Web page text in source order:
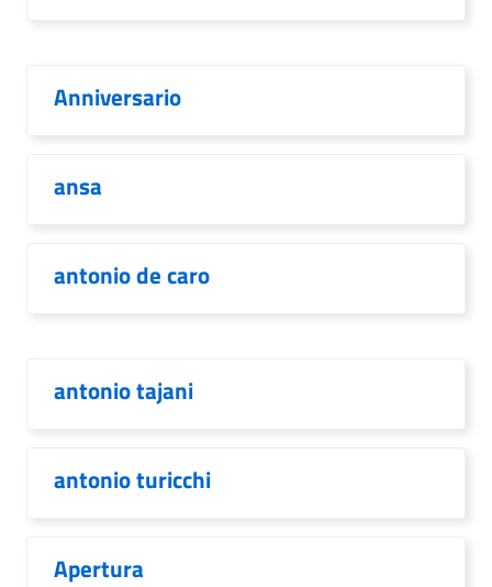
Anniversario
ansa
antonio de caro
antonio tajani
antonio turicchi
Apertura